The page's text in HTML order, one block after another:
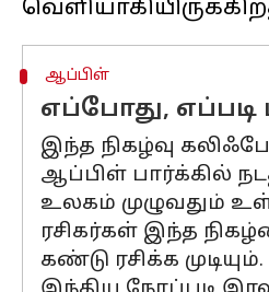
ஆப்பிள்
எப்போது, எப்படி
இந்த நிகழ்வு
ஆப்பிள் பார்க்கில்
உலகம் முழுவதும்
ரசிகர்கள் இந்த
கண்டு ரசிக்க முடியும்.